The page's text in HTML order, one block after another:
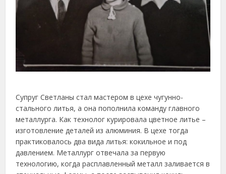
Супруг Светланы стал мастером в цехе чугунно-
стального литья, а она пополнила команду главного
металлурга. Как технолог курировала цветное литье –
изготовление деталей из алюминия. В цехе тогда
практиковалось два вида литья: кокильное и под
давлением. Металлург отвечала за первую
технологию, когда расплавленный металл заливается в